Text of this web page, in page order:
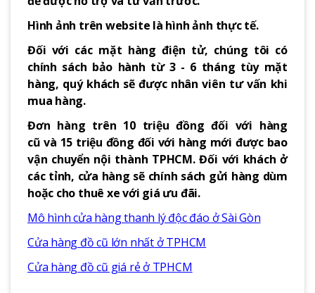
Hình ảnh trên website là hình ảnh thực tế.
Đối với các mặt hàng điện tử, chúng tôi có
chính sách bảo hành từ 3 - 6 tháng tùy mặt
hàng, quý khách sẽ được nhân viên tư vấn khi
mua hàng.
Đơn hàng trên 10 triệu đồng đối với hàng
cũ và 15 triệu đồng đối với hàng mới được bao
vận chuyển nội thành TPHCM. Đối với khách ở
các tỉnh, cửa hàng sẽ chính sách gửi hàng dùm
hoặc cho thuê xe với giá ưu đãi.
Mô hình cửa hàng thanh lý độc đáo ở Sài Gòn
Cửa hàng đồ cũ lớn nhất ở TPHCM
Cửa hàng đồ cũ giá rẻ ở TPHCM